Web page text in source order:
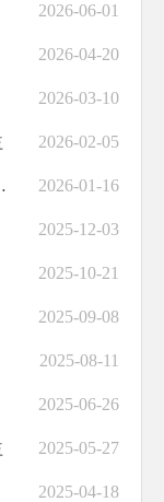
2026-06-01
2026-04-20
2026-03-10
2026-02-05
绿色低碳发展 2026-01-16
2025-12-03
2025-10-21
2025-09-08
2025-08-11
2025-06-26
2025-05-27
2025-04-18